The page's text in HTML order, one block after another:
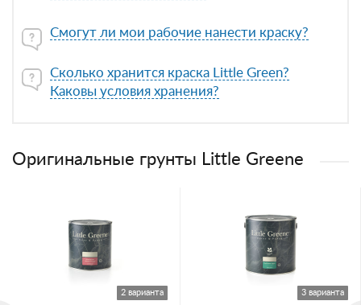
Смогут ли мои рабочие нанести краску?
Сколько хранится краска Little Green?
Каковы условия хранения?
Оригинальные грунты Little Greene
2 варианта 3 варианта